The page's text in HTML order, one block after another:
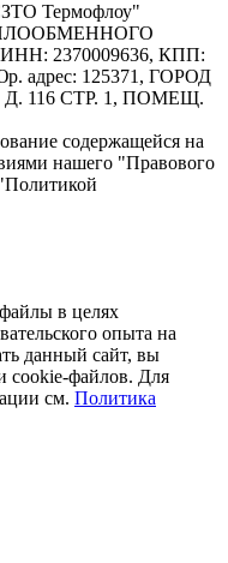
Термофлоу"
2370009636, КПП:
адрес: 125371, ГОРОД
116 СТР. 1, ПОМЕЩ.
содержащейся на
нашего "Правового
в целях
опыта на
данный сайт, вы
cookie-файлов. Для
см. Политика